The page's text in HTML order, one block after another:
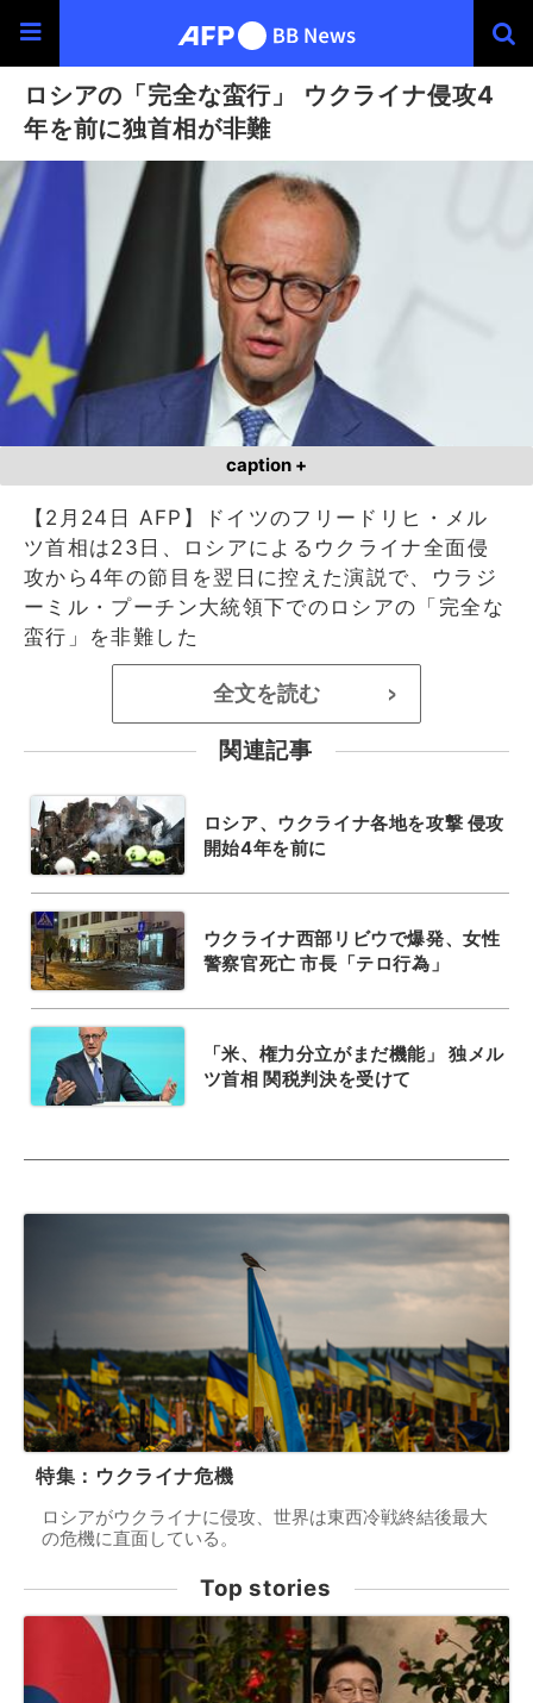
ロシアの「完全な蛮行」 ウクライナ侵攻4
年を前に独首相が非難
caption +
【2月24日 AFP】ドイツのフリードリヒ・メル
ツ首相は23日、ロシアによるウクライナ全面侵
攻から4年の節目を翌日に控えた演説で、ウラジ
ーミル・プーチン大統領下でのロシアの「完全な
蛮行」を非難した
全文を読む >
関連記事
ロシア、ウクライナ各地を攻撃 侵攻
開始4年を前に
ウクライナ西部リビウで爆発、女性
警察官死亡 市長「テロ行為」
「米、権力分立がまだ機能」 独メル
ツ首相 関税判決を受けて
特集：ウクライナ危機
ロシアがウクライナに侵攻、世界は東西冷戦終結後最大
の危機に直面している。
Top stories